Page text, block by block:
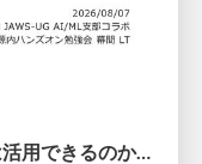
ガバメント AI 源内を地方自治体は活用できるのか 可能性と課題、期待について